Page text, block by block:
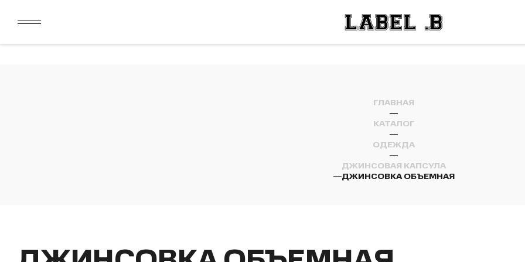
ДАРИМ 2000 БОНУСОВ ЗА СКАЧИВАНИЕ КАРТЫ ЛОЯЛЬНОСТИ
ГЛАВНАЯ
—
КАТАЛОГ
—
ОДЕЖДА
—
ДЖИНСОВАЯ КАПСУЛА
—ДЖИНСОВКА ОБЪЕМНАЯ